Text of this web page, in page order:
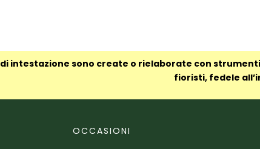
intestazione sono create o rielaborate con
fioristi, fedele
OCCASIONI